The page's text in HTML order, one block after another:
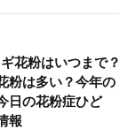
花粉はいつまで？
粉は多い？今年の
日の花粉症ひど
報